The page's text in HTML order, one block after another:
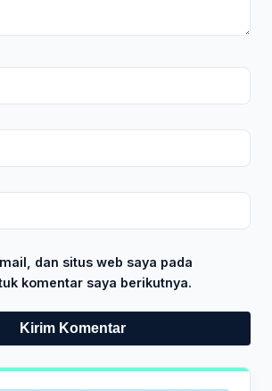
dan situs web saya pada
komentar saya berikutnya.